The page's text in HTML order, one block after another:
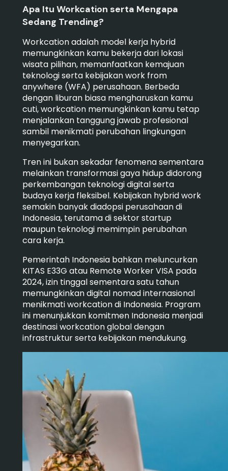
Apa Itu Workcation serta Mengapa
Sedang Trending?
Workcation adalah model kerja hybrid
memungkinkan kamu bekerja dari lokasi
wisata pilihan, memanfaatkan kemajuan
teknologi serta kebijakan work from
anywhere (WFA) perusahaan. Berbeda
dengan liburan biasa mengharuskan kamu
cuti, workcation memungkinkan kamu tetap
menjalankan tanggung jawab profesional
sambil menikmati perubahan lingkungan
menyegarkan.
Tren ini bukan sekadar fenomena sementara
melainkan transformasi gaya hidup didorong
perkembangan teknologi digital serta
budaya kerja fleksibel. Kebijakan hybrid work
semakin banyak diadopsi perusahaan di
Indonesia, terutama di sektor startup
maupun teknologi memimpin perubahan
cara kerja.
Pemerintah Indonesia bahkan meluncurkan
KITAS E33G atau Remote Worker VISA pada
2024, izin tinggal sementara satu tahun
memungkinkan digital nomad internasional
menikmati workcation di Indonesia. Program
ini menunjukkan komitmen Indonesia menjadi
destinasi workcation global dengan
infrastruktur serta kebijakan mendukung.